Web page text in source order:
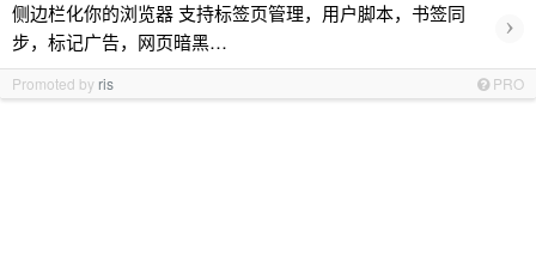
侧边栏化你的浏览器 支持标签页管理，用户脚本，书签同
步，标记广告，网页暗黑…
›
Promoted by ris PRO